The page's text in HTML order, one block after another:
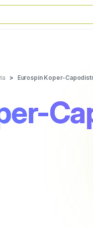
Eurospin Koper-